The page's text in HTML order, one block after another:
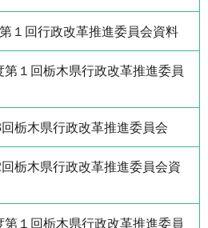
１回行政改革推進委員会資料
１回栃木県行政改革推進委員
栃木県行政改革推進委員会
栃木県行政改革推進委員会資
１回栃木県行政改革推進委員